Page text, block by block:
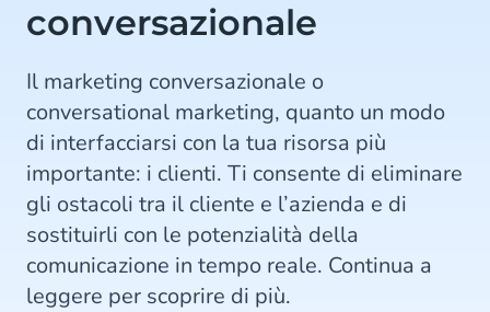
conversazionale
Il marketing conversazionale o
conversational marketing, quanto un modo
di interfacciarsi con la tua risorsa più
importante: i clienti. Ti consente di eliminare
gli ostacoli tra il cliente e l’azienda e di
sostituirli con le potenzialità della
comunicazione in tempo reale. Continua a
leggere per scoprire di più.